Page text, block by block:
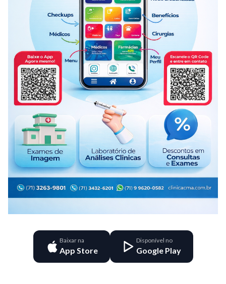
Baixar na
App Store
Disponível no
Google Play